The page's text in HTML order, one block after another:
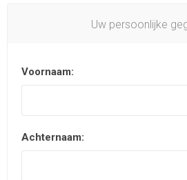
Uw persoonlijke
Voornaam:
Achternaam: